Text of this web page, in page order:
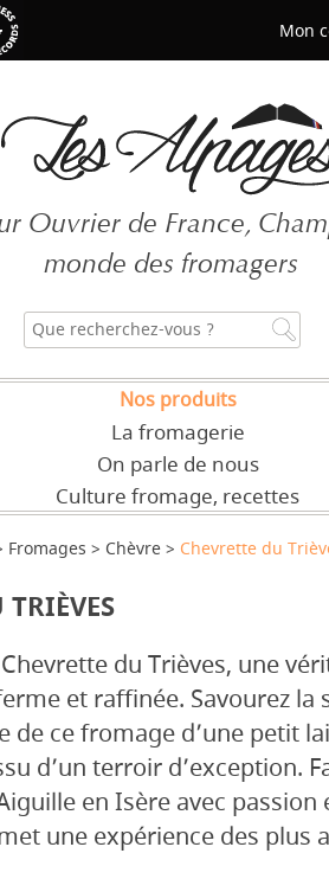
Ouvrier de France,
monde des fromagers
Nos produits
La fromagerie
On parle de nous
Culture fromage, recettes
Fromages Chèvre Chevrette du
TRIÈVES
du Trièves, une
et raffinée. Savourez la
de ce fromage d’une petit
d’un terroir d’exception.
en Isère avec passion
une expérience des plus
Mon
Mot de passe oublié ?
CRÉER UN